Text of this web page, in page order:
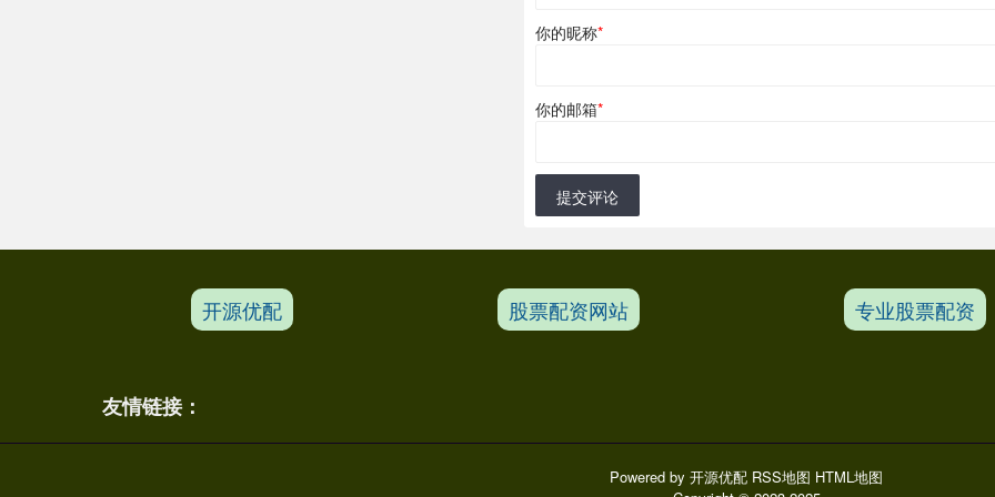
你的昵称*
你的邮箱*
提交评论
开源优配 股票配资网站 专业股票配资
友情链接：
Powered by 开源优配 RSS地图 HTML地图